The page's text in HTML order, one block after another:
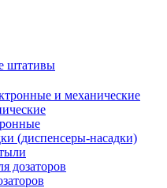
штативы
и механические
(диспенсеры-насадки)
дозаторов